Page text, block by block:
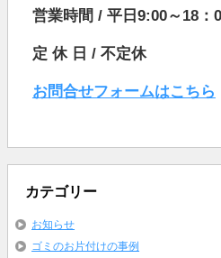
営業時間 / 平日9:00～18：
定 休 日 / 不定休
お問合せフォームはこちら
カテゴリー
お知らせ
ゴミのお片付けの事例